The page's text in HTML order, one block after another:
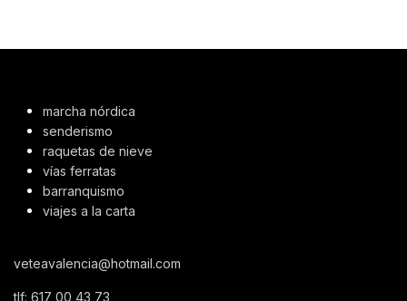
marcha nórdica
senderismo
raquetas de nieve
vías ferratas
barranquismo
viajes a la carta
veteavalencia@hotmail.com
tlf: 617 00 43 73